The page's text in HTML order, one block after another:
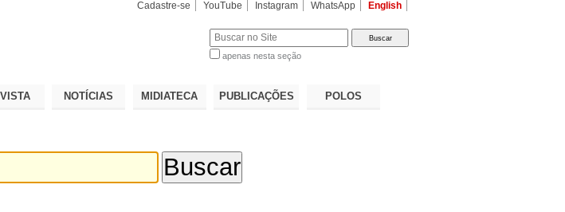
Cadastre-se YouTube Instagram WhatsApp English
apenas nesta seção
NOTÍCIAS MIDIATECA PUBLICAÇÕES POLOS